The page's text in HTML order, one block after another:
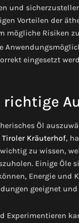
und
Vorteilen der
mögliche Risiken
eingesetzt
richtige
Öl
Tiroler Kräuterhof,
zu wissen,
Einige
Energie und
geeignet
Experimentieren